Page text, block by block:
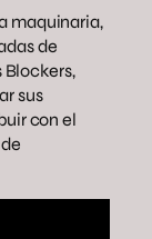
maquinaria,
de
Blockers,
sus
con el